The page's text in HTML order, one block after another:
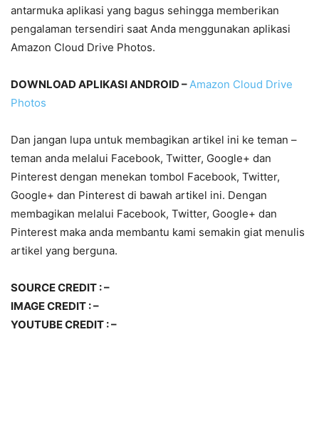
antarmuka aplikasi yang bagus sehingga memberikan
pengalaman tersendiri saat Anda menggunakan aplikasi
Amazon Cloud Drive Photos.
DOWNLOAD APLIKASI ANDROID –Amazon Cloud Drive
Photos
Dan jangan lupa untuk membagikan artikel ini ke teman –
teman anda melalui Facebook, Twitter, Google+ dan
Pinterest dengan menekan tombol Facebook, Twitter,
Google+ dan Pinterest di bawah artikel ini. Dengan
membagikan melalui Facebook, Twitter, Google+ dan
Pinterest maka anda membantu kami semakin giat menulis
artikel yang berguna.
SOURCE CREDIT : –
IMAGE CREDIT : –
YOUTUBE CREDIT : –